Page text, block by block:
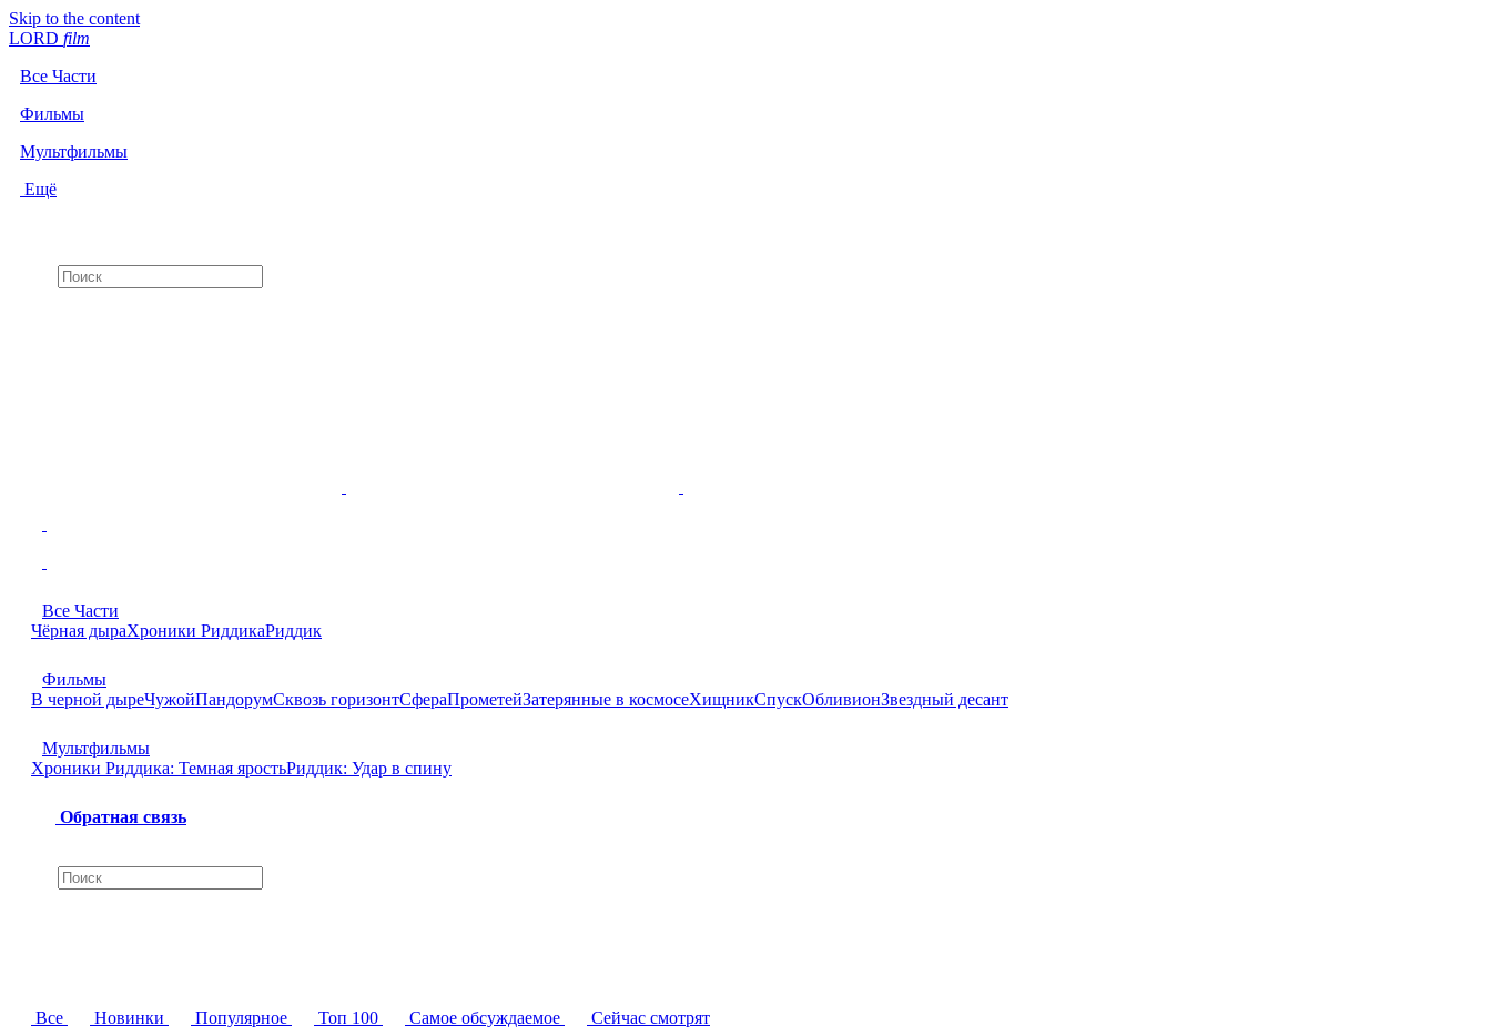
Skip to the content
LORD film
Все Части
Фильмы
Мультфильмы
Ещё
Все Части
Чёрная дыраХроники РиддикаРиддик
Фильмы
В черной дыреЧужойПандорумСквозь горизонтСфераПрометейЗатерянные в космосеХищникСпускОбливионЗвездный десант
Мультфильмы
Хроники Риддика: Темная яростьРиддик: Удар в спину
Обратная связь
Все Новинки Популярное Топ 100 Самое обсуждаемое Сейчас смотрят